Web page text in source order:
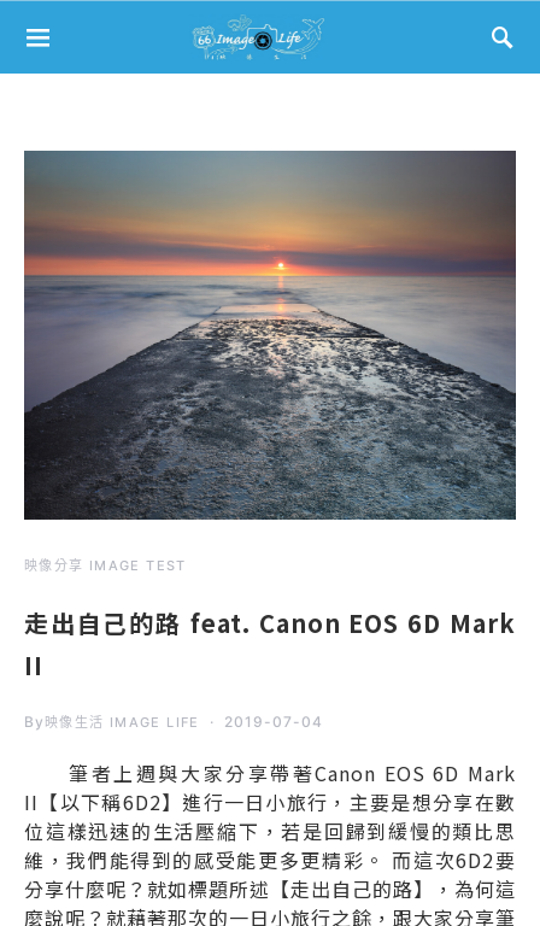
Search for:
映像分享 IMAGE TEST
走出自己的路 feat. Canon EOS 6D Mark
II
By 映像生活 IMAGE LIFE 2019-07-04
筆者上週與大家分享帶著Canon EOS 6D Mark
II【以下稱6D2】進行一日小旅行，主要是想分享在數
位這樣迅速的生活壓縮下，若是回歸到緩慢的類比思
維，我們能得到的感受能更多更精彩。 而這次6D2要
分享什麼呢？就如標題所述【走出自己的路】，為何這
麼說呢？就藉著那次的一日小旅行之餘，跟大家分享筆